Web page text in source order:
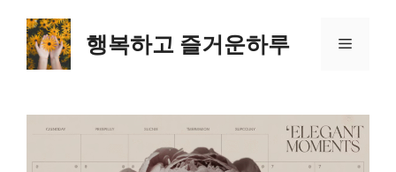
행복하고 즐거운하루 메